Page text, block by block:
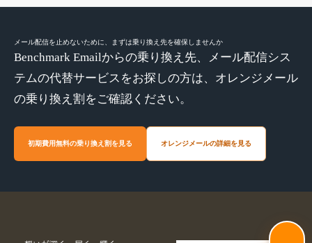
メール配信を止めないために、まずは乗り換え先を確保しませんか
Benchmark Emailからの乗り換え先、メール配信シス
テムの代替サービスをお探しの方は、オレンジメール
の乗り換え割をご確認ください。
初期費用無料の乗り換え割を見る オレンジメールの詳細を見る